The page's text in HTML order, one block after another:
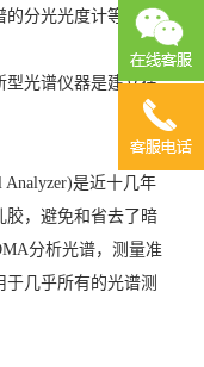
的分光光度计等。单
型光谱仪器是建立在
是近十几年
胶，避免和省去了暗
分析光谱，测量准
几乎所有的光谱测